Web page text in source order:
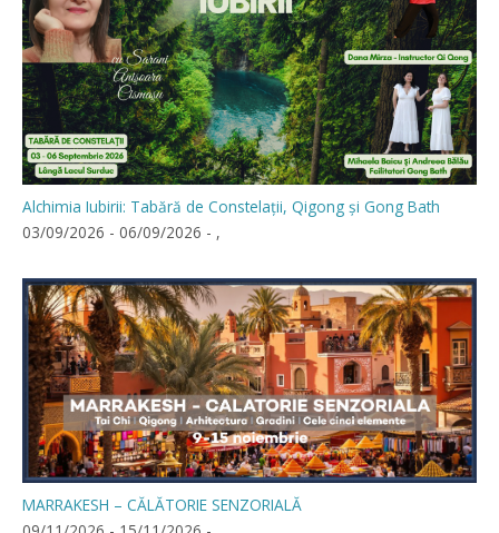
Alchimia Iubirii: Tabără de Constelații, Qigong și Gong Bath
03/09/2026 - 06/09/2026 - ,
MARRAKESH – CĂLĂTORIE SENZORIALĂ